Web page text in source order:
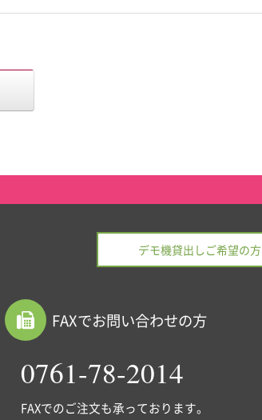
デモ機貸出しご希望の方
FAXでお問い合わせの方
0761-78-2014
FAXでのご注文も承っております。